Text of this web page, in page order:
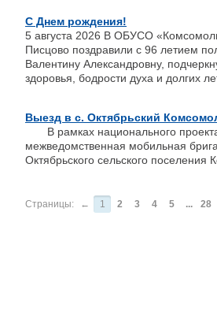
С Днем рождения!
5 августа 2026 В ОБУСО
Писцово поздравили с 96 летием
Валентину Александровну,
здоровья, бодрости духа и долгих
Выезд в с. Октябрьский
В рамках национального
межведомственная мобильная
Октябрьского сельского поселения
Страницы: ← 1 2 3 4 5 ... 28